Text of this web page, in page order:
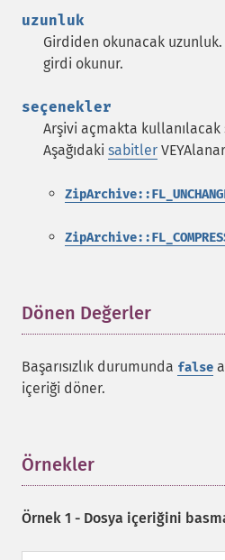
uzunluk
Girdiden okunacak uzunluk.
girdi okunur.
seçenekler
Arşivi açmakta kullanılacak
Aşağıdaki sabitler
Dönen Değerler
Başarısızlık durumunda false
içeriği döner.
Örnekler
Örnek 1 - Dosya içeriğini